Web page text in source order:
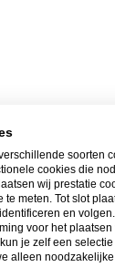
soorten
cookies die
wij prestatie
te meten. Tot slot
en
voor het
je zelf een
alleen